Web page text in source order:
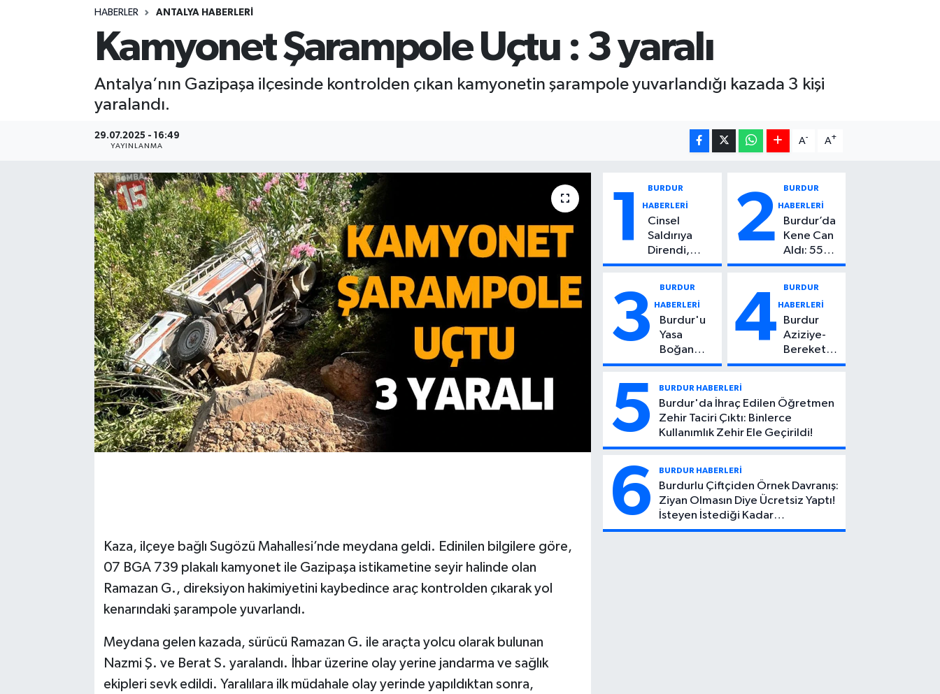
HABERLER ANTALYA HABERLERİ
Kamyonet Şarampole Uçtu : 3 yaralı
Antalya’nın Gazipaşa ilçesinde kontrolden çıkan kamyonetin şarampole yuvarlandığı kazada 3 kişi
yaralandı.
29.07.2025 - 16:49
YAYINLANMA
A- A+
Kaza, ilçeye bağlı Sugözü Mahallesi’nde meydana geldi. Edinilen bilgilere göre,
07 BGA 739 plakalı kamyonet ile Gazipaşa istikametine seyir halinde olan
Ramazan G., direksiyon hakimiyetini kaybedince araç kontrolden çıkarak yol
kenarındaki şarampole yuvarlandı.
Meydana gelen kazada, sürücü Ramazan G. ile araçta yolcu olarak bulunan
Nazmi Ş. ve Berat S. yaralandı. İhbar üzerine olay yerine jandarma ve sağlık
ekipleri sevk edildi. Yaralılara ilk müdahale olay yerinde yapıldıktan sonra,
1 BURDUR
HABERLERİ
Cinsel
Saldırıya
Direndi,
Başından
Çocuktan
Kötü Haber!
2 BURDUR
HABERLERİ
Burdur’da
Kene Can
Aldı: 55
Yaşındaki
Kaybetti
3 BURDUR
HABERLERİ
Burdur'u
Yasa
Boğan
Ölüm:
Can Atıcı
Genç
Yaşta
Yaşamını
Yitirdi
4 BURDUR
HABERLERİ
Burdur
Aziziye-
Bereket
Köyü
Feci Kaza:
1 Ölü, 2
Yaralı
5 BURDUR HABERLERİ
Burdur'da İhraç Edilen Öğretmen
Zehir Taciri Çıktı: Binlerce
Kullanımlık Zehir Ele Geçirildi!
6 BURDUR HABERLERİ
Burdurlu Çiftçiden Örnek Davranış:
Ziyan Olmasın Diye Ücretsiz Yaptı!
İsteyen İstediği Kadar
Toplayabilecek